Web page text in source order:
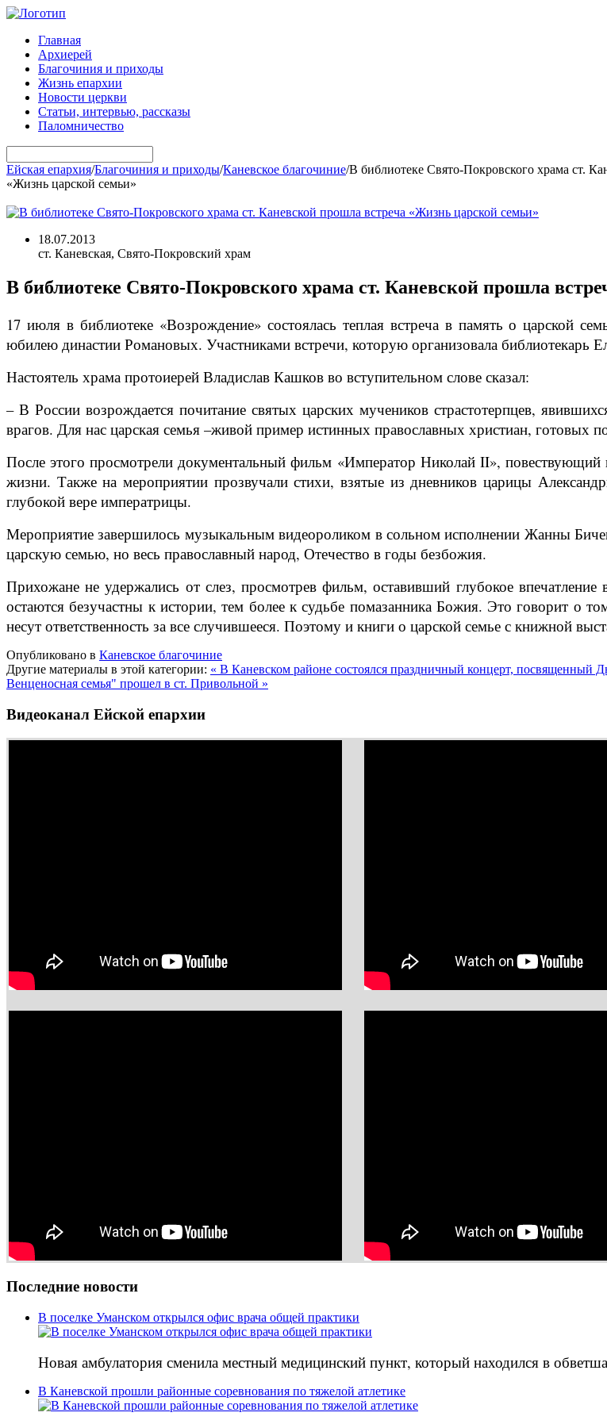
Главная
Архиерей
Благочиния и приходы
Жизнь епархии
Новости церкви
Статьи, интервью, рассказы
Паломничество
Ейская епархия/Благочиния и приходы/Каневское благочиние/В библиотеке Свято-Покровского храма ст.
«Жизнь царской семьи»
18.07.2013
ст. Каневская, Свято-Покровский храм
В библиотеке Свято-Покровского храма ст. Каневской прошла
17 июля в библиотеке «Возрождение» состоялась теплая встреча в память о царской
юбилею династии Романовых. Участниками встречи, которую организовала библиотекарь
Настоятель храма протоиерей Владислав Кашков во вступительном слове сказал:
– В России возрождается почитание святых царских мучеников страстотерпцев,
врагов. Для нас царская семья –живой пример истинных православных христиан, готовых
После этого просмотрели документальный фильм «Император Николай II»,
жизни. Также на мероприятии прозвучали стихи, взятые из дневников царицы
глубокой вере императрицы.
Мероприятие завершилось музыкальным видеороликом в сольном исполнении Жанны
царскую семью, но весь православный народ, Отечество в годы безбожия.
Прихожане не удержались от слез, просмотрев фильм, оставивший глубокое
остаются безучастны к истории, тем более к судьбе помазанника Божия. Это говорит о
несут ответственность за все случившееся. Поэтому и книги о царской семье с книжной
Опубликовано в Каневское благочиние
Другие материалы в этой категории: « В Каневском районе состоялся праздничный концерт, посвященный
Венценосная семья" прошел в ст. Привольной »
Видеоканал Ейской епархии
Последние новости
В поселке Уманском открылся офис врача общей практики
Новая амбулатория сменила местный медицинский пункт, который находился в
В Каневской прошли районные соревнования по тяжелой атлетике